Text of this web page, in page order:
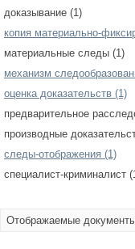
доказывание (1)
копия материально-
материальные следы (1)
механизм
оценка доказательств (1)
предварительное
производные
следы-отображения (1)
специалист-криминалист
Отображаемые